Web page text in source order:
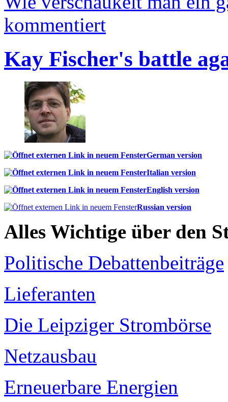
kommentiert
Kay Fischer's battle
German version
Italian version
English version
Russian version
Alles Wichtige über den
Politische Debattenbeiträge
Lieferanten
Die Leipziger Strombörse
Netzausbau
Erneuerbare Energien